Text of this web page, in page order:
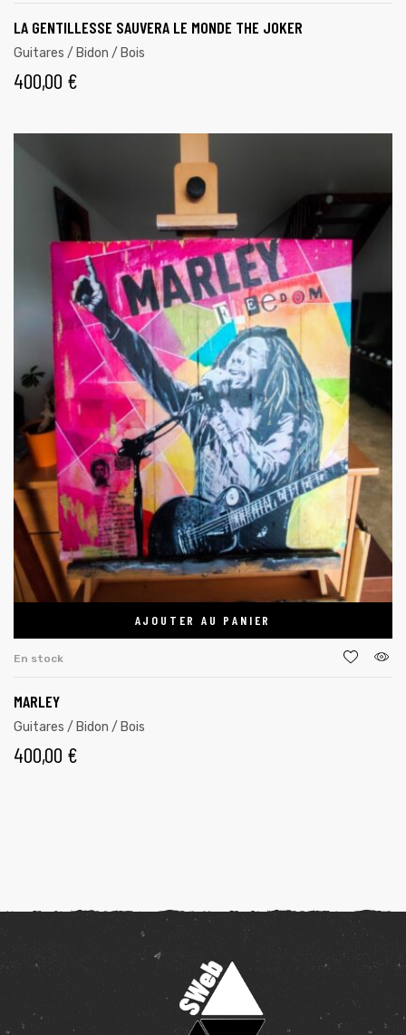
LA GENTILLESSE SAUVERA LE MONDE THE JOKER
Guitares / Bidon / Bois
400,00 €
AJOUTER AU PANIER
En stock
MARLEY
Guitares / Bidon / Bois
400,00 €